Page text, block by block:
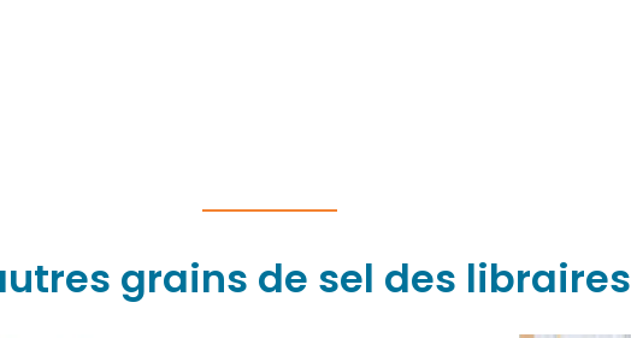
grains de sel des libraires